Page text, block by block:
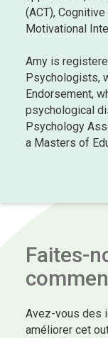
(ACT),
Motivational
Amy is
Psychologists,
Endorsement,
psychological
Psychology
a Masters of
Faites-
Avez-vous des
améliorer cet